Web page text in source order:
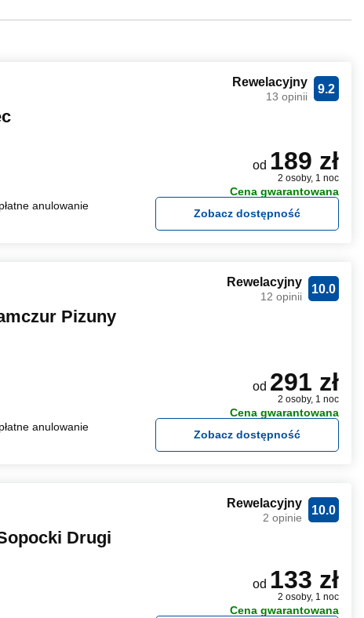
anulowanie
9.2
Rewelacyjny
13 opinii
od 189 zł
2 osoby, 1 noc
Cena gwarantowana
Zobacz dostępność
Pizuny
anulowanie
10.0
Rewelacyjny
12 opinii
od 291 zł
2 osoby, 1 noc
Cena gwarantowana
Zobacz dostępność
Drugi
10.0
Rewelacyjny
2 opinie
od 133 zł
2 osoby, 1 noc
Cena gwarantowana